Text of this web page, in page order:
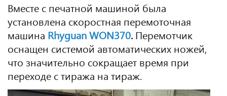
Вместе с печатной машиной была
установлена скоростная перемоточная
машина Rhyguan WON370. Перемотчик
оснащен системой автоматических ножей,
что значительно сокращает время при
переходе с тиража на тираж.